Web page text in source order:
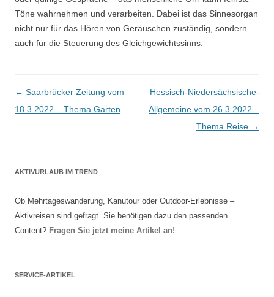
Töne wahrnehmen und verarbeiten. Dabei ist das Sinnesorgan
nicht nur für das Hören von Geräuschen zuständig, sondern
auch für die Steuerung des Gleichgewichtssinns.
Artikel-Navigation
← Saarbrücker Zeitung vom
18.3.2022 – Thema Garten
Hessisch-Niedersächsische-
Allgemeine vom 26.3.2022 –
Thema Reise →
AKTIVURLAUB IM TREND
Ob Mehrtageswanderung, Kanutour oder Outdoor-Erlebnisse –
Aktivreisen sind gefragt. Sie benötigen dazu den passenden
Content? Fragen Sie jetzt meine Artikel an!
SERVICE-ARTIKEL